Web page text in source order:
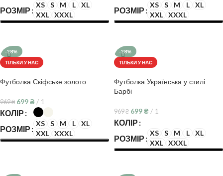
РОЗМІР
XS S M L
XL
XXL XXXL
РОЗМІР
XS S M L
XL
XXL XXXL
-28%
ТІЛЬКИ У НАС
Футболка Скіфське золото
969₴ 699₴ 1
КОЛІР
РОЗМІР
XS S M L
XL
XXL XXXL
-28%
ТІЛЬКИ У НАС
Футболка Українська у стилі
Барбі
969₴ 699₴ 1
КОЛІР
РОЗМІР
XS S M L
XL
XXL XXXL